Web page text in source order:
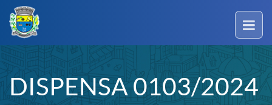
DISPENSA 0103/2024